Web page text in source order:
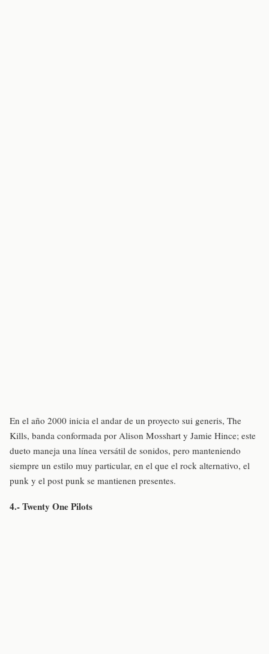
En el año 2000 inicia el andar de un proyecto sui generis, The
Kills, banda conformada por Alison Mosshart y Jamie Hince; este
dueto maneja una línea versátil de sonidos, pero manteniendo
siempre un estilo muy particular, en el que el rock alternativo, el
punk y el post punk se mantienen presentes.
4.- Twenty One Pilots